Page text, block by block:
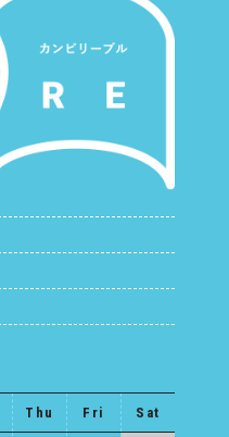
Thu Fri Sat